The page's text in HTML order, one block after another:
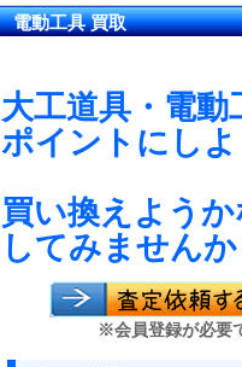
電動工具 買取
大工道具・電
ポイントにし
買い換えよう
してみません
※会員登録が必要